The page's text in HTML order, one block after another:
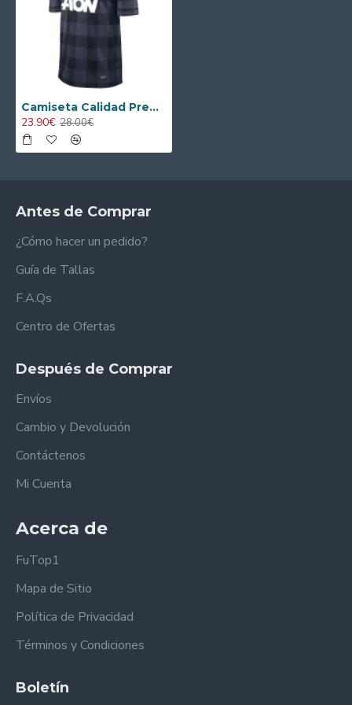
Camiseta Calidad Premium Manchester United Visitante 2013/14 Retro
23.90€ 28.00€
Antes de Comprar
¿Cómo hacer un pedido?
Guía de Tallas
F.A.Qs
Centro de Ofertas
Después de Comprar
Envíos
Cambio y Devolución
Contáctenos
Mi Cuenta
Acerca de
FuTop1
Mapa de Sitio
Política de Privacidad
Términos y Condiciones
Boletín